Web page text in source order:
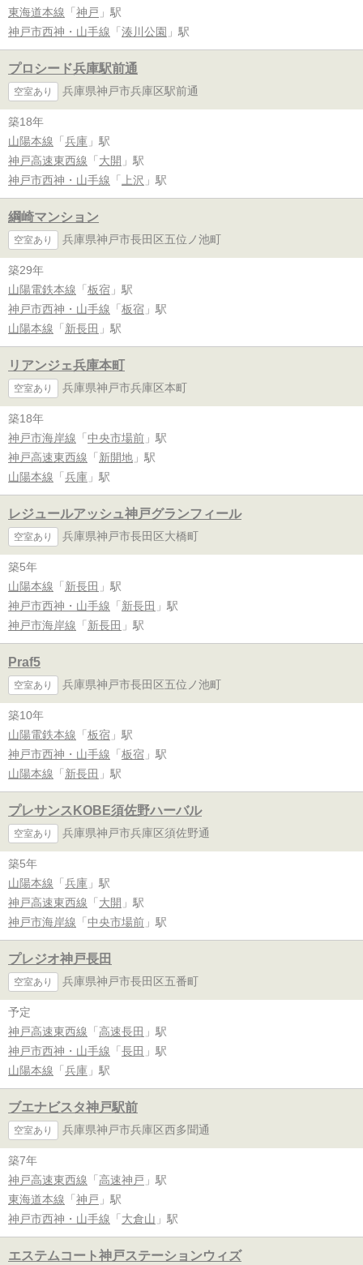
東海道本線 「 神戸 」駅
神戸市西神・山手線 「 湊川公園 」駅
プロシード兵庫駅前通
空室あり 兵庫県神戸市兵庫区駅前通
築18年
山陽本線 「 兵庫 」駅
神戸高速東西線 「 大開 」駅
神戸市西神・山手線 「 上沢 」駅
綱崎マンション
空室あり 兵庫県神戸市長田区五位ノ池町
築29年
山陽電鉄本線 「 板宿 」駅
神戸市西神・山手線 「 板宿 」駅
山陽本線 「 新長田 」駅
リアンジェ兵庫本町
空室あり 兵庫県神戸市兵庫区本町
築18年
神戸市海岸線 「 中央市場前 」駅
神戸高速東西線 「 新開地 」駅
山陽本線 「 兵庫 」駅
レジュールアッシュ神戸グランフィール
空室あり 兵庫県神戸市長田区大橋町
築5年
山陽本線 「 新長田 」駅
神戸市西神・山手線 「 新長田 」駅
神戸市海岸線 「 新長田 」駅
Praf5
空室あり 兵庫県神戸市長田区五位ノ池町
築10年
山陽電鉄本線 「 板宿 」駅
神戸市西神・山手線 「 板宿 」駅
山陽本線 「 新長田 」駅
プレサンスKOBE須佐野ハーバル
空室あり 兵庫県神戸市兵庫区須佐野通
築5年
山陽本線 「 兵庫 」駅
神戸高速東西線 「 大開 」駅
神戸市海岸線 「 中央市場前 」駅
プレジオ神戸長田
空室あり 兵庫県神戸市長田区五番町
予定
神戸高速東西線 「 高速長田 」駅
神戸市西神・山手線 「 長田 」駅
山陽本線 「 兵庫 」駅
ブエナビスタ神戸駅前
空室あり 兵庫県神戸市兵庫区西多聞通
築7年
神戸高速東西線 「 高速神戸 」駅
東海道本線 「 神戸 」駅
神戸市西神・山手線 「 大倉山 」駅
エステムコート神戸ステーションウィズ